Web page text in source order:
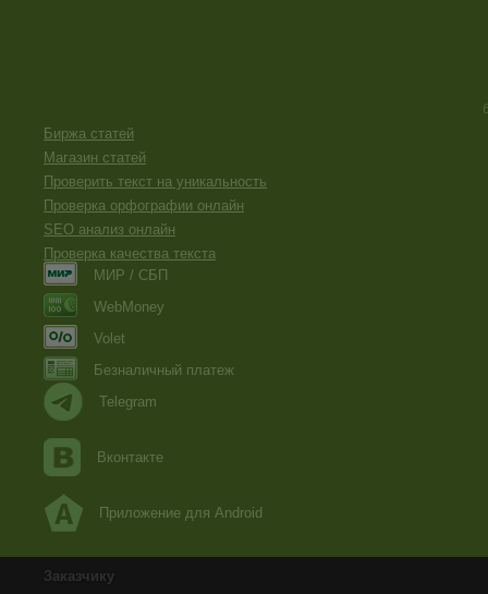
Биржа статей
Магазин статей
Проверить текст на уникальность
Проверка орфографии онлайн
SEO анализ онлайн
Проверка качества текста
МИР / СБП
WebMoney
Volet
Безналичный платеж
Telegram
Вконтакте
Приложение для Android
Заказчику